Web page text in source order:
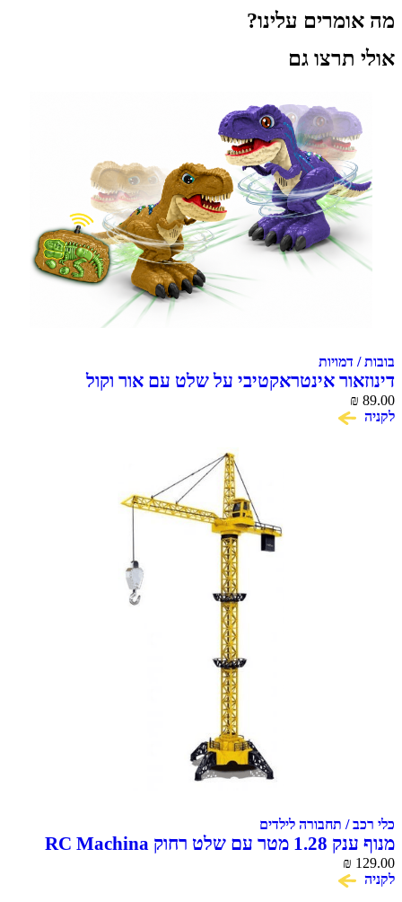
עלינו?
גם
אינטראקטיבי על שלט עם אור וקול
MACHINA
/ תחבורה לילדים
מנוף ענק 1.28 מטר עם שלט רחוק RC Machina
₪